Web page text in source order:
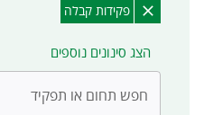
פקידות קבלה
הצג סינונים נוספים
חפש תחום או תפקיד